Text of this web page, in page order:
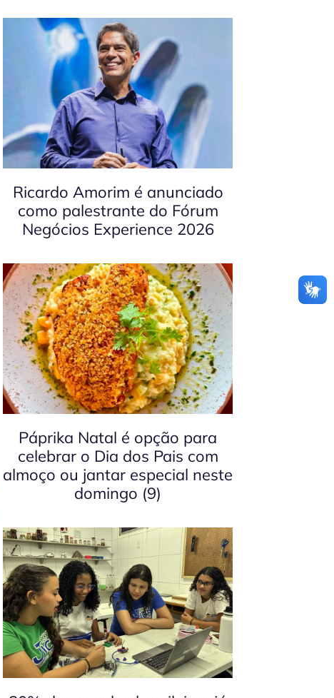
Ricardo Amorim é anunciado
como palestrante do Fórum
Negócios Experience 2026
Páprika Natal é opção para
celebrar o Dia dos Pais com
almoço ou jantar especial neste
domingo (9)